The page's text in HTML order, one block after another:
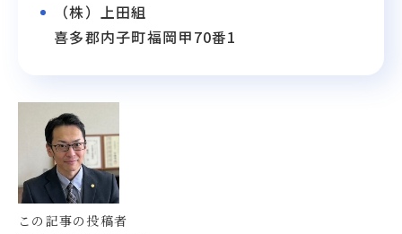
（株）上田組
喜多郡内子町福岡甲70番1
この記事の投稿者